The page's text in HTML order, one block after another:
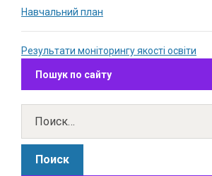
Навчальний план
Результати моніторингу якості освіти
Пошук по сайту